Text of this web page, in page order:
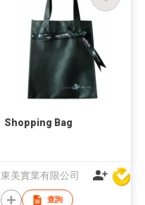
Shopping Bag
東美實業有限公司
查詢